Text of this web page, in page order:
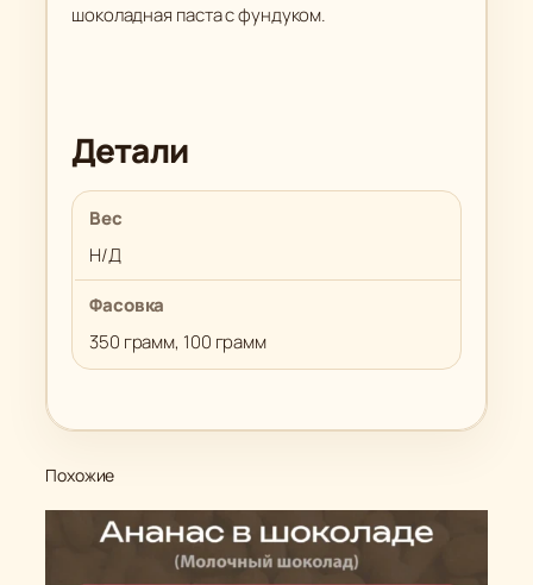
шоколадная паста с фундуком.
Детали
Вес
Н/Д
Фасовка
350 грамм, 100 грамм
Похожие